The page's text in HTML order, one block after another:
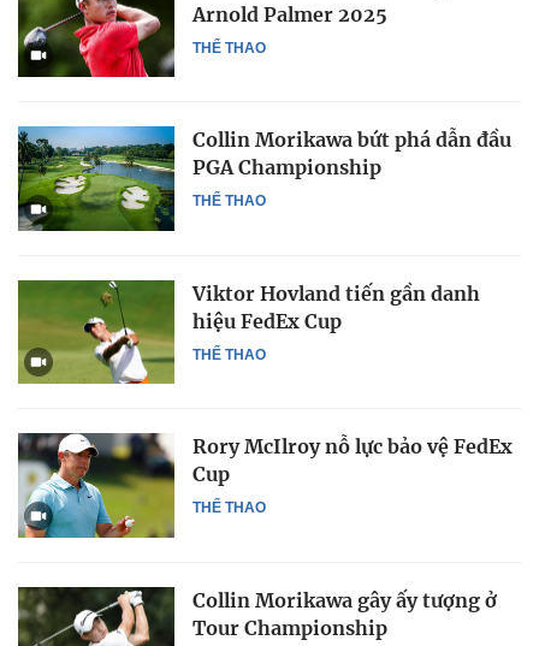
THỂ THAO
Arnold Palmer 2025
THỂ THAO
Collin Morikawa bứt phá dẫn đầu
PGA Championship
THỂ THAO
Viktor Hovland tiến gần danh
hiệu FedEx Cup
THỂ THAO
Rory McIlroy nỗ lực bảo vệ FedEx
Cup
Collin Morikawa gây ấy tượng ở
Tour Championship